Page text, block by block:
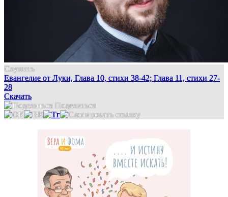
Слушать
Евангелие от Луки, Глава 10, стихи 38-42; Глава 11, стихи 27-
28
Скачать
Поделиться